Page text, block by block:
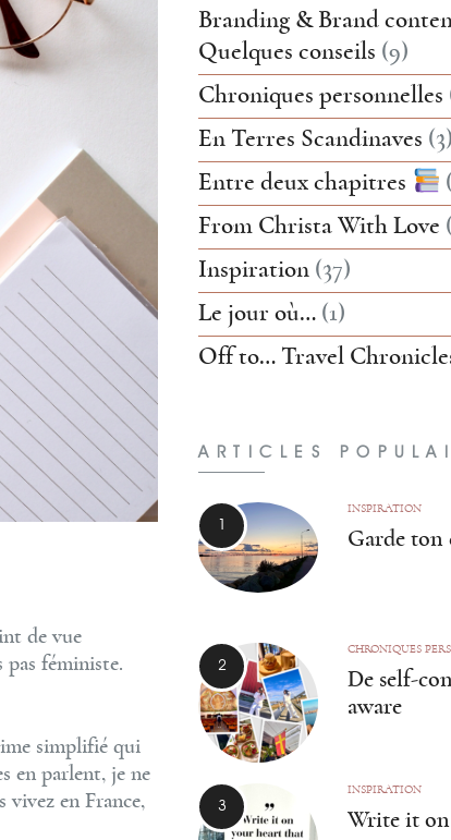
de vue
pas féministe.
simplifié qui
en parlent, je ne
vivez en France,
Branding & Brand
Quelques conseils (9)
Chroniques personnelles
En Terres Scandinaves (3)
Entre deux chapitres
From Christa With Love
Inspiration (37)
Le jour où… (1)
Off to… Travel
ARTICLES
INSPIRATION
Garde
CHRONIQUES
De self-
aware
INSPIRATION
Write it